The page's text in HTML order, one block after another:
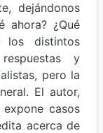
dejándonos
ahora? ¿Qué
los distintos
y
pero la
El autor,
casos
acerca de